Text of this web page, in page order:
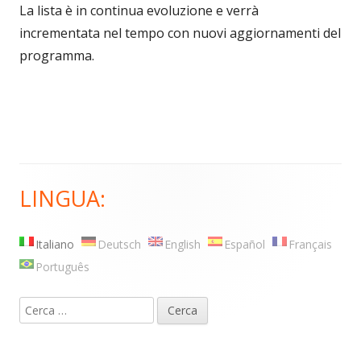
La lista è in continua evoluzione e verrà
incrementata nel tempo con nuovi aggiornamenti del
programma.
Barra
laterale
principale
LINGUA:
Italiano Deutsch English Español
Français
Português
Ricerca
per: